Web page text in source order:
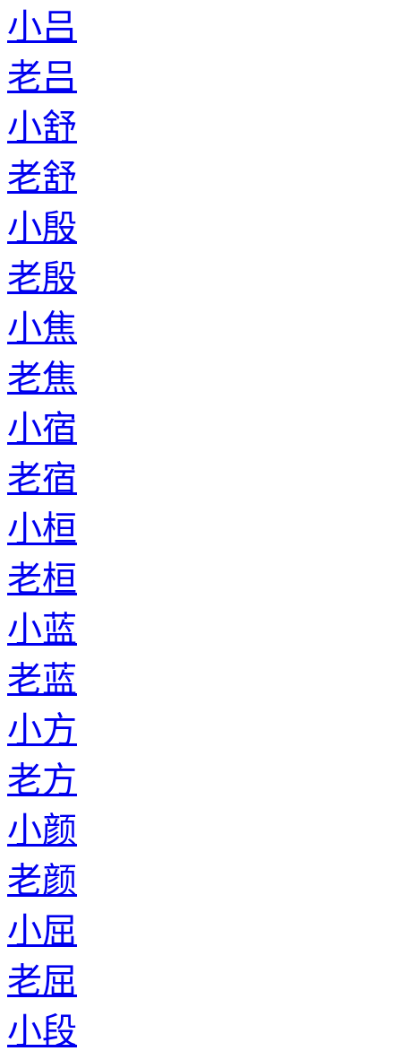
小吕
老吕
小舒
老舒
小殷
老殷
小焦
老焦
小宿
老宿
小桓
老桓
小蓝
老蓝
小方
老方
小颜
老颜
小屈
老屈
小段